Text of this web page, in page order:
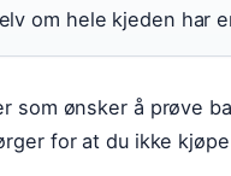
om hele kjeden har
som ønsker å prøve
for at du ikke